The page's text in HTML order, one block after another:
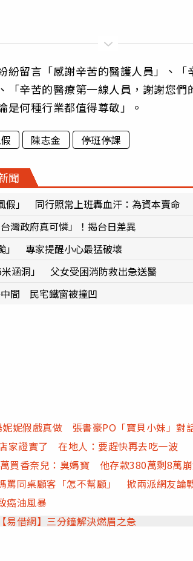
紛留言「感謝辛苦的醫護人員」、
「辛苦的醫療第一線人員，謝謝您
是何種行業都值得尊敬」。
陳志金 停班停課
聞
假」 同行照常上班轟血汗：為資本賣命
灣政府真可憐」！揭台日差異
」 專家提醒小心最猛破壞
涵洞」 父女受困消防救出急送醫
間 民宅鐵窗被撞凹
妮假戲真做 張書豪PO「寶貝小妹」對
家證實了 在地人：要趕快再去吃一波
買香奈兒：臭媽寶 他存款380萬剩8萬
罵同桌顧客「怎不幫顧」 掀兩派網友論
癌油風暴
易借網】三分鐘解決燃眉之急